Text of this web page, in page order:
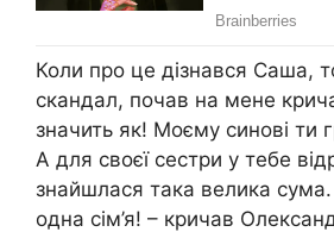
Коли про це дізнався Саша,
скандал, почав на мене
значить як! Моєму синові ти
А для своєї сестри у тебе
знайшлася така велика
одна сім’я! – кричав